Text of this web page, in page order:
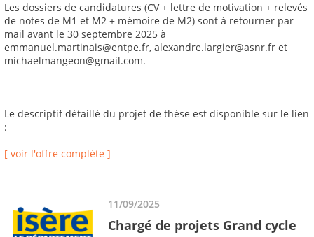
Les dossiers de candidatures (CV + lettre de motivation + relevés
de notes de M1 et M2 + mémoire de M2) sont à retourner par
mail avant le 30 septembre 2025 à
emmanuel.martinais@entpe.fr, alexandre.largier@asnr.fr et
michaelmangeon@gmail.com.
Le descriptif détaillé du projet de thèse est disponible sur le lien
:
[ voir l'offre complète ]
11/09/2025
Chargé de projets Grand cycle